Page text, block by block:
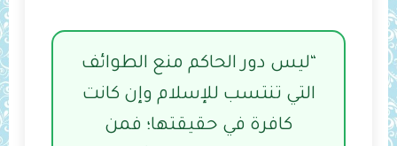
“ليس دور الحاكم منع الطوائف
التي تنتسب للإسلام وإن كانت
كافرة في حقيقتها؛ فمن